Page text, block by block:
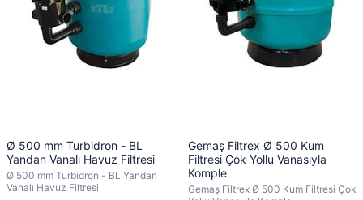
Ø 500 mm Turbidron - BL
Yandan Vanalı Havuz Filtresi
Ø 500 mm Turbidron - BL Yandan
Vanalı Havuz Filtresi
Gemaş Filtrex Ø 500 Kum
Filtresi Çok Yollu Vanasıyla
Komple
Gemaş Filtrex Ø 500 Kum Filtresi Çok